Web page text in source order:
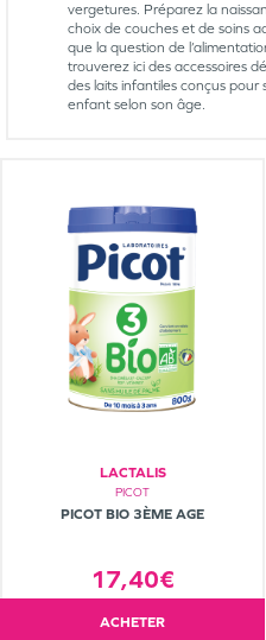
vergetures. Préparez la
choix de couches et de soins
que la question de
trouverez ici des accessoires
des laits infantiles conçus
enfant selon son âge.
LACTALIS
PICOT
PICOT BIO 3ÈME AGE
17,40€
ACHETER